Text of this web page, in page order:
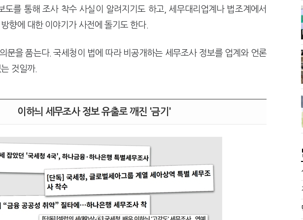
도를 통해 조사 착수 사실이 알려지기도 하고, 세무대리업계나 법조계에서
향에 대한 이야기가 사전에 돌기도 한다.
문을 품는다. 국세청이 법에 따라 비공개하는 세무조사 정보를 업계와 언론
것일까.
이하늬 세무조사 정보 유출로 깨진 '금기'